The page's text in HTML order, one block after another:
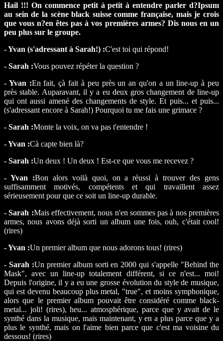
Hail !!! On commence petit à petit à entendre parler d?Ipsum
au sein de la scène black suisse comme française, mais je crois
que vous n?en êtes pas à vos premières armes? Dis nous en un
peu plus sur le groupe.
- Yvan (s'adressant à Sarah!) :C'est toi qui répond!
- Sarah :Vous pouvez répéter la question ?
- Yvan :En fait, çà fait à peu près un an qu'on a un line-up à peu
près stable. Auparavant, il y a eu deux gros changement de line-up
qui ont aussi amené des changements de style. Et puis... et puis...
(s'adressant encore à Sarah!) Pourquoi tu me fais une grimace ?
- Sarah :Monte la voix, on va pas t'entendre !
- Yvan :Cà capte bien là?
- Sarah :Un deux ! Un deux ! Est-ce que vous me recevez ?
- Yvan :Bon alors voilà quoi, on a réussi à trouver des gens
suffisamment motivés, compétents et qui travaillent assez
sérieusement pour que ce soit un line-up durable.
- Sarah :Mais effectivement, nous n'en sommes pas à nos premières
armes, nous avons déjà sorti un album une fois, ouh, c'était cool!
(rires)
- Yvan :Un premier album que nous adorons tous! (rires)
- Sarah :Un premier album sorti en 2000 qui s'appelle "Behind the
Mask", avec un line-up totalement différent, si ce n'est... moi!
Depuis l'origine, il y a eu une grosse évolution du style de musique,
qui est devenu beaucoup plus metal, "true", et moins symphonique,
alors que le premier album pouvait être considéré comme black-
metal... joli! (rires), heu... atmosphérique, parce que y avait de le
synthé dans la musique, mais maintenant, y en a plus parce que y a
plus le synthé, mais on l'aime bien parce que c'est ma voisine du
dessous! (rires)